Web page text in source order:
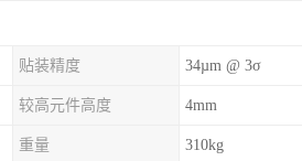
贴装精度 34µm @ 3σ
较高元件高度 4mm
重量 310kg